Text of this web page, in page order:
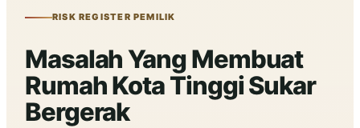
RISK REGISTER PEMILIK
Masalah Yang Membuat
Rumah Kota Tinggi Sukar
Bergerak